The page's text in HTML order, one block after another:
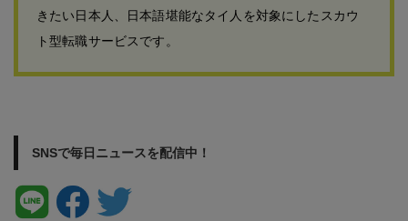
きたい日本人、日本語堪能なタイ人を対象にしたスカウ
ト型転職サービスです。
SNSで毎日ニュースを配信中！